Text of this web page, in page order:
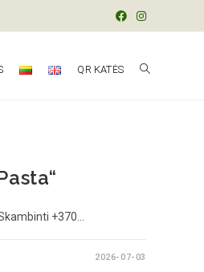
QR KATĖS
+370…
2026-07-03